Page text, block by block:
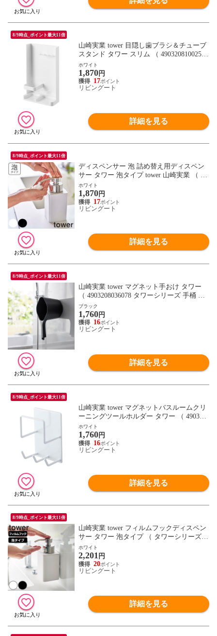
8/9時点_ポイント最大11倍
山崎実業 tower 目隠し歯ブラシ＆チューブ
スタンド タワー スリム （ 4903208100250
タワーシリーズ 歯ブラシスタンド チュー
ブスタンド 歯ブラシ立て 歯ブラシホルダ
ー 歯ブラシ収納 目隠し 歯ブラシ＆チュー
ブ スタンド 収納 ） 【ホワイト】
ホワイト
1,870円
17
リビングート
詳細を見る
8/9時点_ポイント最大11倍
ディスペンサー 泡 詰め替え用ディスペン
サー タワー 泡タイプ tower 山崎実業 （ お
風呂 洗面所 洗面 ハンドソープ タワーシリ
ーズ ポンプ ボトル ソープ 洗顔 液体せっ
けん 手洗い ハンドソープ入れ 詰替えボト
ル ） 【 ホワイト 】
ホワイト
1,870円
17
リビングート
詳細を見る
8/9時点_ポイント最大11倍
山崎実業 tower マグネット手おけ タワー
（ 4903208036078 タワーシリーズ 手桶 手
おけ マグネット 風呂桶 磁石 浮かせる収納
壁面収納 引っ掛け収納 マグネット付き 風
呂おけ 湯桶 湯おけ シンプル 便利 ホワイ
ト ブラック ） 【ブラック】
ブラック
1,760円
16
リビングート
詳細を見る
8/9時点_ポイント最大11倍
山崎実業 tower マグネットバスルームクリ
ーニングツールホルダー タワー （ 490320
8049764 掃除道具 収納 浴室 ホルダー ツー
ルホルダー スチール 磁石 マグネット クリ
ーニングツール スポンジ フック 壁 壁面
） 【ホワイト】
ホワイト
1,760円
16
リビングート
詳細を見る
8/9時点_ポイント最大11倍
山崎実業 tower フィルムフックディスペン
サー タワー 泡タイプ （ タワーシリーズ
フィルムフック ディスペンサー 泡 詰め替
え ボトル 泡ハンドソープ ポンプ 詰め替え
ボトル 引っ掛ける 入れ物 ホワイト ブラッ
ク ） 【ホワイト】
ホワイト
2,201 円
20
リビングート
詳細を見る